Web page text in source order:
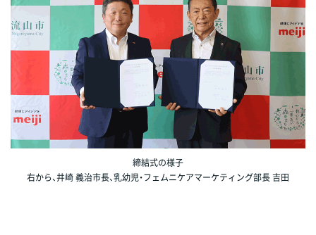
締結式の様子
右から、井崎 義治市長、乳幼児・フェムニケアマーケティング部長 吉田